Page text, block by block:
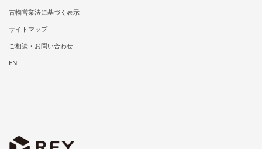
古物営業法に基づく表示
サイトマップ
ご相談・お問い合わせ
EN